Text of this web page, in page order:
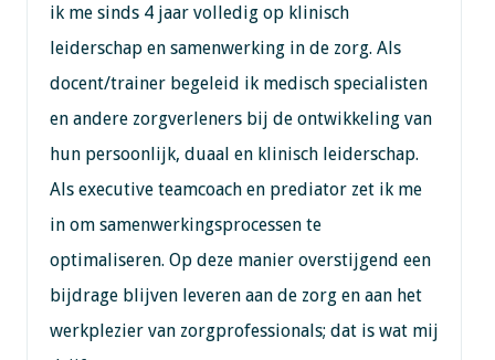
ik me sinds 4 jaar volledig op klinisch
leiderschap en samenwerking in de zorg. Als
docent/trainer begeleid ik medisch specialisten
en andere zorgverleners bij de ontwikkeling van
hun persoonlijk, duaal en klinisch leiderschap.
Als executive teamcoach en prediator zet ik me
in om samenwerkingsprocessen te
optimaliseren. Op deze manier overstijgend een
bijdrage blijven leveren aan de zorg en aan het
werkplezier van zorgprofessionals; dat is wat mij